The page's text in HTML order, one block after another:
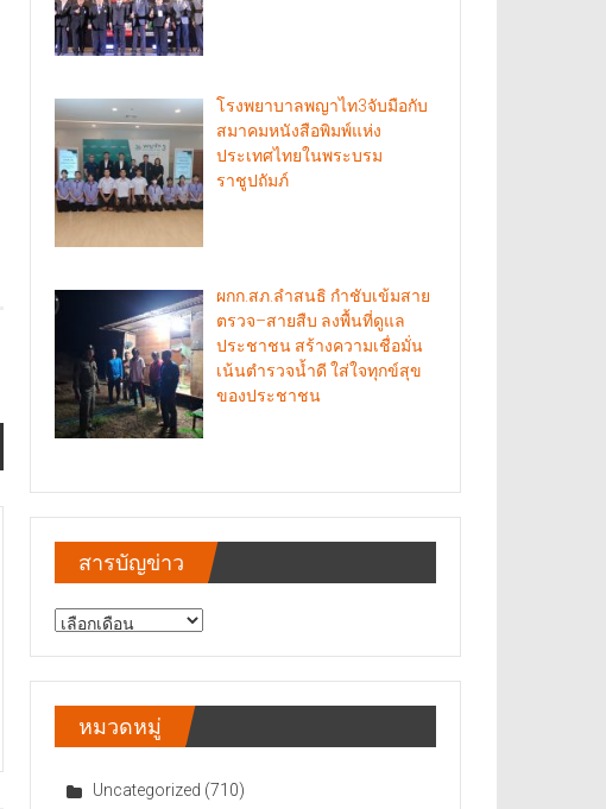
โรงพยาบาลพญาไท3จับมือกับ
สมาคมหนังสือพิมพ์แห่ง
ประเทศไทยในพระบรม
ราชูปถัมภ์
ผกก.สภ.ลำสนธิ กำชับเข้มสาย
ตรวจ–สายสืบ ลงพื้นที่ดูแล
ประชาชน สร้างความเชื่อมั่น
เน้นตำรวจน้ำดี ใส่ใจทุกข์สุข
ของประชาชน
สารบัญข่าว
สารบัญ
หมวดหมู่
Uncategorized (710)